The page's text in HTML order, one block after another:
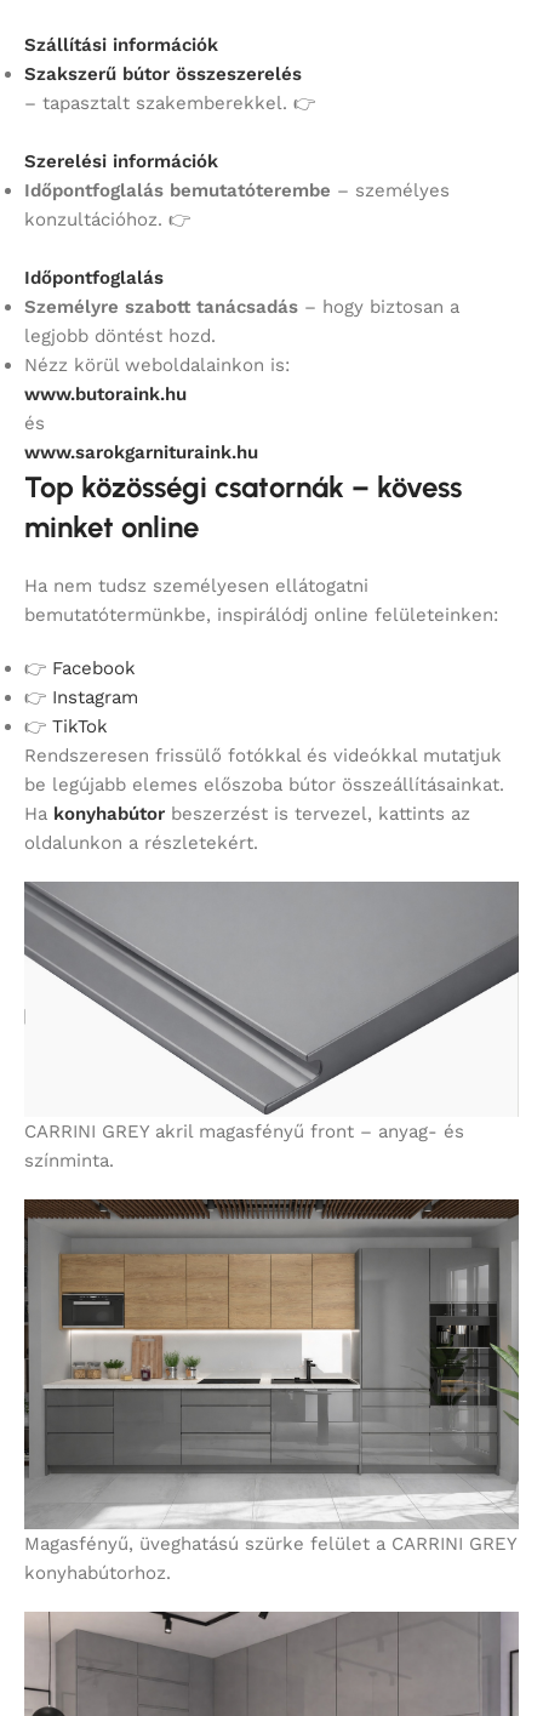
Szállítási információk
Szakszerű bútor összeszerelés
– tapasztalt szakemberekkel. 👉
Szerelési információk
Időpontfoglalás bemutatóterembe – személyes
konzultációhoz. 👉
Időpontfoglalás
Személyre szabott tanácsadás – hogy biztosan a
legjobb döntést hozd.
Nézz körül weboldalainkon is:
www.butoraink.hu
és
www.sarokgarnituraink.hu
Top közösségi csatornák – kövess
minket online
Ha nem tudsz személyesen ellátogatni
bemutatótermünkbe, inspirálódj online felületeinken:
👉 Facebook
👉 Instagram
👉 TikTok
Rendszeresen frissülő fotókkal és videókkal mutatjuk
be legújabb elemes előszoba bútor összeállításainkat.
Ha konyhabútor beszerzést is tervezel, kattints az
oldalunkon a részletekért.
CARRINI GREY akril magasfényű front – anyag- és
színminta.
Magasfényű, üveghatású szürke felület a CARRINI GREY
konyhabútorhoz.